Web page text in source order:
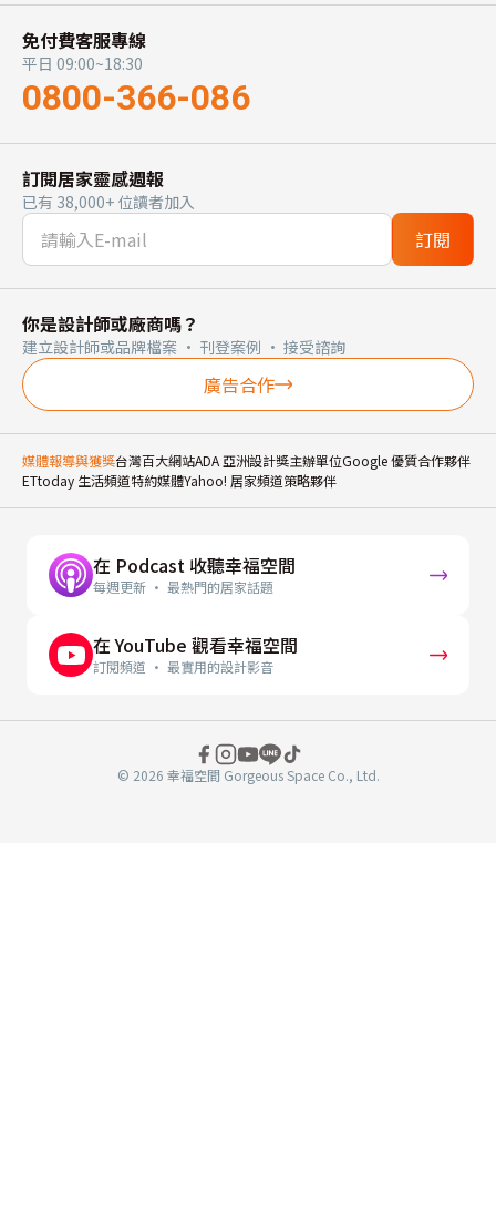
免付費客服專線
平日 09:00~18:30
0800-366-086
訂閱居家靈感週報
已有 38,000+ 位讀者加入
訂閱
你是設計師或廠商嗎？
建立設計師或品牌檔案 · 刊登案例 · 接受諮詢
廣告合作
媒體報導與獲獎台灣百大網站ADA 亞洲設計獎主辦單位Google 優質合作夥伴
ETtoday 生活頻道特約媒體Yahoo! 居家頻道策略夥伴
在 Podcast 收聽幸福空間
每週更新 · 最熱門的居家話題
在 YouTube 觀看幸福空間
訂閱頻道 · 最實用的設計影音
© 2026 幸福空間 Gorgeous Space Co., Ltd.